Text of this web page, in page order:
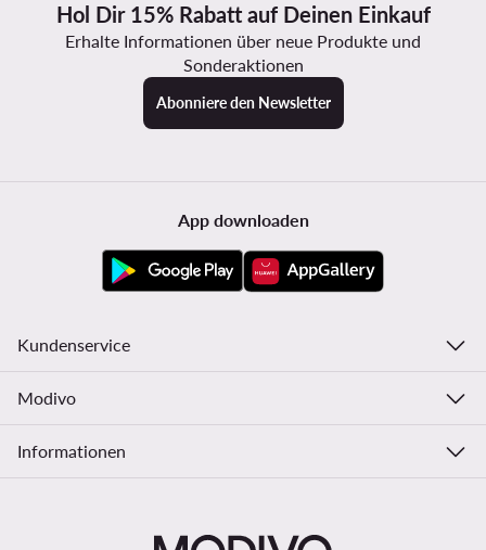
Hol Dir 15% Rabatt auf Deinen Einkauf
Erhalte Informationen über neue Produkte und
Sonderaktionen
Abonniere den Newsletter
App downloaden
Kundenservice
Modivo
Informationen